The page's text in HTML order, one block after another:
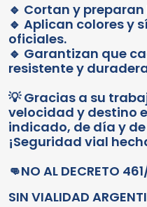
🔹 Cortan y
🔹 Aplican colores y
oficiales.
🔹 Garantizan que
resistente y
💡 Gracias a su
velocidad y destino
indicado, de día y
¡Seguridad vial
👊NO AL DECRETO
SIN VIALIDAD